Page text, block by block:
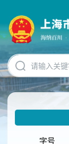
碍
操
明
跳
转
到
网
字号